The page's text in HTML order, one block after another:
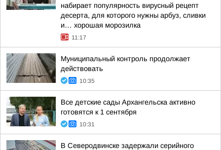
набирает популярность вирусный рецепт
десерта, для которого нужны арбуз, сливки
и… хорошая морозилка
11:17
Муниципальный контроль продолжает
действовать
10:35
Все детские сады Архангельска активно
готовятся к 1 сентября
10:31
В Северодвинске задержали серийного